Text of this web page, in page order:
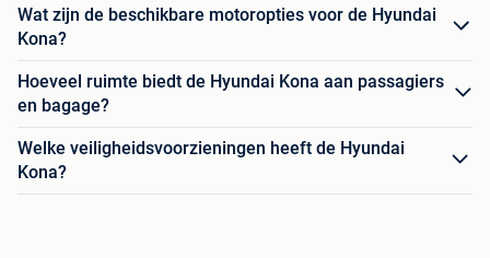
Wat zijn de beschikbare motoropties voor de Hyundai
Kona?
Hoeveel ruimte biedt de Hyundai Kona aan passagiers
en bagage?
Welke veiligheidsvoorzieningen heeft de Hyundai
Kona?